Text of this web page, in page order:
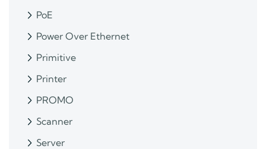
PoE
Power Over Ethernet
Primitive
Printer
PROMO
Scanner
Server